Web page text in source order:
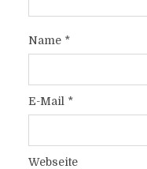
Name*
E-Mail *
Webseite